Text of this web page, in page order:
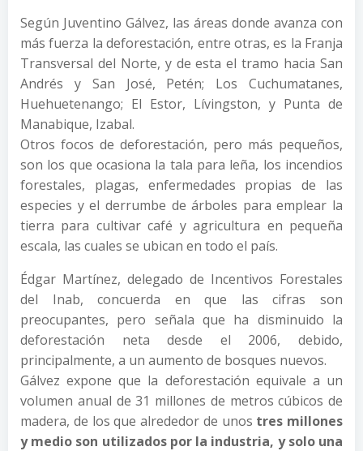
Según Juventino Gálvez, las áreas donde avanza con
más fuerza la deforestación, entre otras, es la Franja
Transversal del Norte, y de esta el tramo hacia San
Andrés y San José, Petén; Los Cuchumatanes,
Huehuetenango; El Estor, Lívingston, y Punta de
Manabique, Izabal.
Otros focos de deforestación, pero más pequeños,
son los que ocasiona la tala para leña, los incendios
forestales, plagas, enfermedades propias de las
especies y el derrumbe de árboles para emplear la
tierra para cultivar café y agricultura en pequeña
escala, las cuales se ubican en todo el país.
Édgar Martínez, delegado de Incentivos Forestales
del Inab, concuerda en que las cifras son
preocupantes, pero señala que ha disminuido la
deforestación neta desde el 2006, debido,
principalmente, a un aumento de bosques nuevos.
Gálvez expone que la deforestación equivale a un
volumen anual de 31 millones de metros cúbicos de
madera, de los que alrededor de unos tres millones
y medio son utilizados por la industria, y solo una